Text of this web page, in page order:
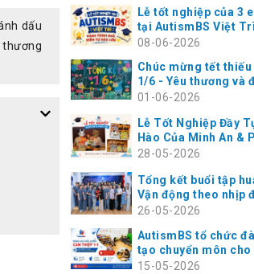
dấu
thương
Lễ tốt nghiệp của 3
tại AutismBS Việt
Những điều nhỏ bé
08-06-2026
Chúc mừng tết thiếu
1/6 - Yêu thương và
hành cùng trẻ tự kỷ
01-06-2026
Lễ Tốt Nghiệp Đầy
Hào Của Minh An &
An – Hành Trình
28-05-2026
Tổng kết buổi tập
Vận động theo nhịp
cho trẻ rối loạn phát
Masako Koga tại
AutismBS Hà Đông
26-05-2026
AutismBS tổ chức
tạo chuyển môn
viên - Nâng cao chất
15-05-2026